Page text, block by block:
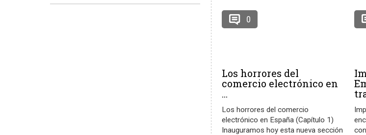
0
Los horrores del
comercio electrónico en
...
Los horrores del comercio
electrónico en España (Capítulo 1)
Inauguramos hoy esta nueva sección